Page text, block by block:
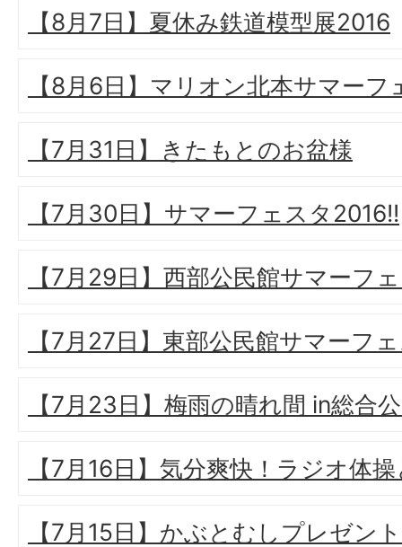
【8月7日】夏休み鉄道模型展2016
【8月6日】マリオン北本サマー
【7月31日】きたもとのお盆様
【7月30日】サマーフェスタ2016!!
【7月29日】西部公民館サマーフ
【7月27日】東部公民館サマーフ
【7月23日】梅雨の晴れ間 in総合
【7月16日】気分爽快！ラジオ体
【7月15日】かぶとむしプレゼント